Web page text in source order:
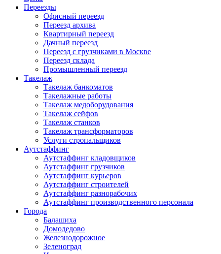
Переезды
Офисный переезд
Переезд архива
Квартирный переезд
Дачный переезд
Переезд с грузчиками в Москве
Переезд склада
Промышленный переезд
Такелаж
Такелаж банкоматов
Такелажные работы
Такелаж медоборудования
Такелаж сейфов
Такелаж станков
Такелаж трансформаторов
Услуги стропальщиков
Аутстаффинг
Аутстаффинг кладовщиков
Аутстаффинг грузчиков
Аутстаффинг курьеров
Аутстаффинг строителей
Аутстаффинг разнорабочих
Аутстаффинг производственного персонала
Города
Балашиха
Домодедово
Железнодорожное
Зеленоград